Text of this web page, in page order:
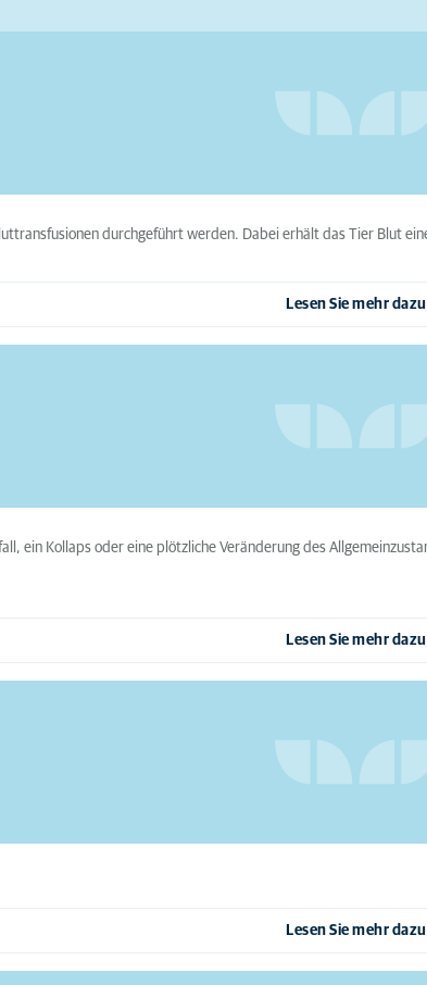
durchgeführt werden. Dabei erhält das Tier Blut
Lesen Sie mehr dazu
ein Kollaps oder eine plötzliche Veränderung des
Lesen Sie mehr dazu
Lesen Sie mehr dazu